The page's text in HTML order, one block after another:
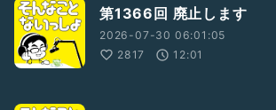
第1366回 廃止します
2026-07-30 06:01:05
2817
12:01